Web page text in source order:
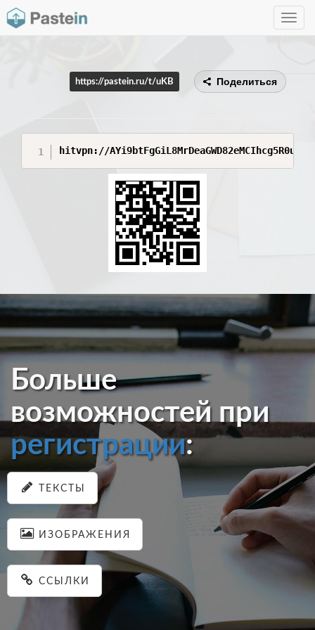
Toggle
https://pastein.ru/t/uKB Поделиться
hitvpn://
Больше
возможностей при
регистрации:
ТЕКСТЫ
ИЗОБРАЖЕНИЯ
ССЫЛКИ